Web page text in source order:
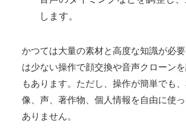
します。
かつては大量の素材と高度な知識が必
は少ない操作で顔交換や音声クローン
もあります。ただし、操作が簡単でも
像、声、著作物、個人情報を自由に使
ありません。